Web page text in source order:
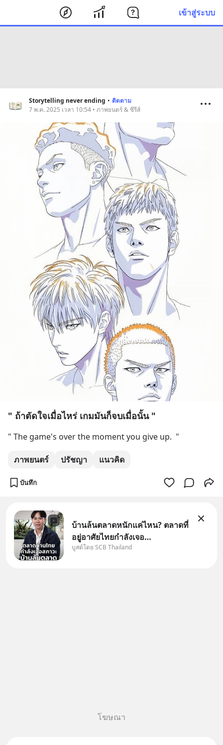
เข้าสู่ระบบ
Storytelling never ending • ติดตาม
7 พ.ค. 2025 เวลา 10:54 • ภาพยนตร์ & ซีรีส์
" ถ้าตัดใจเมื่อไหร่ เกมมันก็จบเมื่อนั้น "
" The game's over the moment you give up.  "
ภาพยนตร์ ปรัชญา แนวคิด
บันทึก
บ้านล้นตลาดหนักแค่ไหน? ตลาดที่
อยู่อาศัยไทยกำลังเจอ
Oversupply หนักกว่าที่คิด และ
บูสต์โดย SCB Thailand
โฆษณา